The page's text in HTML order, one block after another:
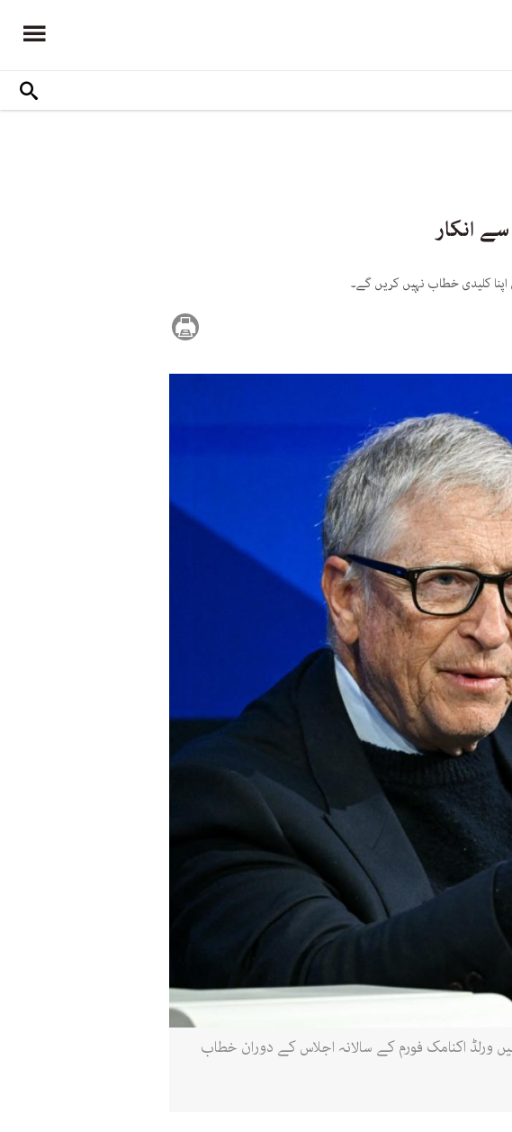
انکار
کلیدی خطاب نہیں کریں گے۔
اور امریکی انسان دوست بل گیٹس 21 جنوری 2026 کو ڈیووس میں ورلڈ اکنامک فورم کے سالانہ اجلاس کے دوران خطاب